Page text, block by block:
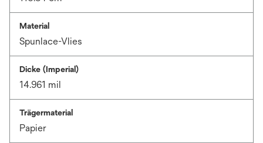
Material
Spunlace-Vlies
Dicke (Imperial)
14.961 mil
Trägermaterial
Papier